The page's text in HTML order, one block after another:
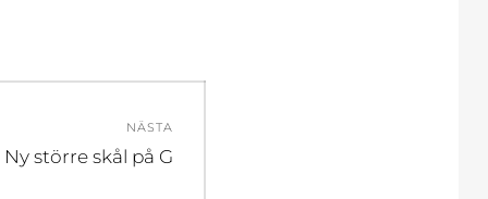
NÄSTA
Nästa
Ny större skål på G